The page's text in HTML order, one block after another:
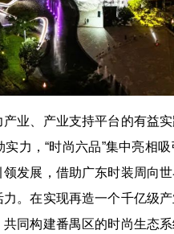
业、产业支持平台的有益
力，“时尚六品”集中亮相
发展，借助广东时装周向
。在实现再造一个千亿级
同构建番禺区的时尚生态